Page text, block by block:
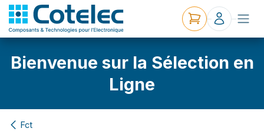
Bienvenue sur la Sélection en
Ligne
Fct